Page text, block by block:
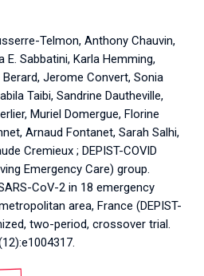
Telmon, Anthony Chauvin,
Sabbatini, Karla Hemming,
Jerome Convert, Sonia
Taibi, Sandrine Dautheville,
Muriel Domergue, Florine
Arnaud Fontanet, Sarah Salhi,
Cremieux ; DEPIST-COVID
Emergency Care) group.
CoV-2 in 18 emergency
area, France (DEPIST-
two-period, crossover trial.